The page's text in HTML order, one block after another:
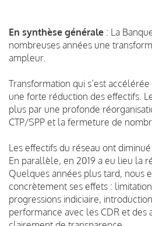
En synthèse générale : La
nombreuses années une
ampleur.
Transformation qui s’est
une forte réduction des effectifs.
plus par une profonde
CTP/SPP et la fermeture de
Les effectifs du réseau ont
En parallèle, en 2019 a eu lieu la
Quelques années plus tard, nous
concrètement ses effets :
progressions indiciaire,
performance avec les CDR et des